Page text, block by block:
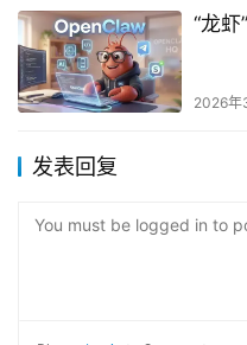
“龙
2026年
发表回复
You must be logged in to